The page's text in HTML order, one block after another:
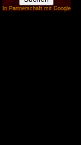
In Partnerschaft mit Google